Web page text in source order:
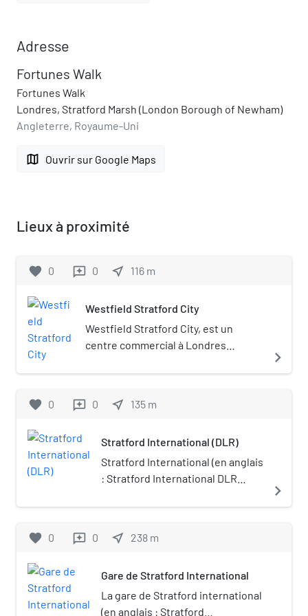
Adresse
Fortunes Walk
Fortunes Walk
Londres, Stratford Marsh (London Borough of Newham)
Angleterre, Royaume-Uni
map Ouvrir sur Google Maps
Lieux à proximité
favorite 0 reviews 0 near_me 116 m
Westfield Stratford City
Westfield Stratford City, est un
centre commercial à Londres
possède son propre code postal
navigate_next
favorite 0 reviews 0 near_me 135 m
Stratford International (DLR)
Stratford International (en anglais
: Stratford International DLR
terminus de la branche est-nord,
automatique Docklands Light
Travelcard. Elle est située sur la
Station Street, à Stratford dans le
borough londonien de Newham
navigate_next
favorite 0 reviews 0 near_me 238 m
Gare de Stratford International
La gare de Stratford international
(en anglais : Stratford